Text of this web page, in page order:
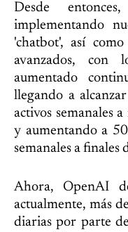
Desde
implementando
'chatbot', así
avanzados,
aumentado
llegando a
activos semanales
y aumentando a
semanales a finales
Ahora, OpenAI
actualmente, más
diarias por parte